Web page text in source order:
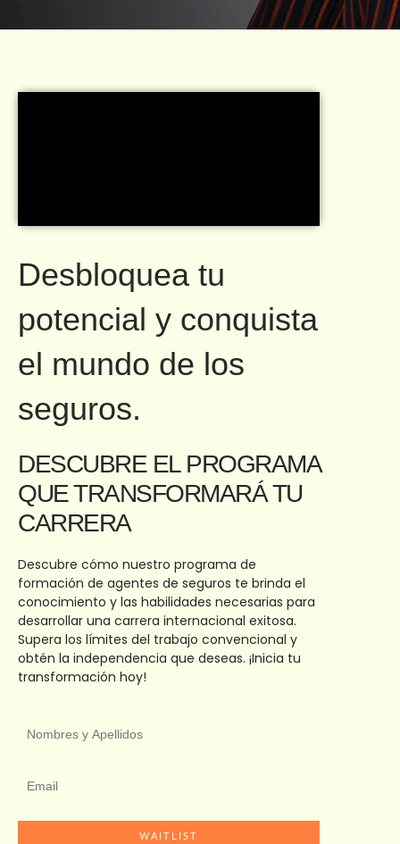
Desbloquea tu
potencial y conquista
el mundo de los
seguros.
DESCUBRE EL PROGRAMA
QUE TRANSFORMARÁ TU
CARRERA
Descubre cómo nuestro programa de
formación de agentes de seguros te brinda el
conocimiento y las habilidades necesarias para
desarrollar una carrera internacional exitosa.
Supera los límites del trabajo convencional y
obtén la independencia que deseas. ¡Inicia tu
transformación hoy!
WAITLIST